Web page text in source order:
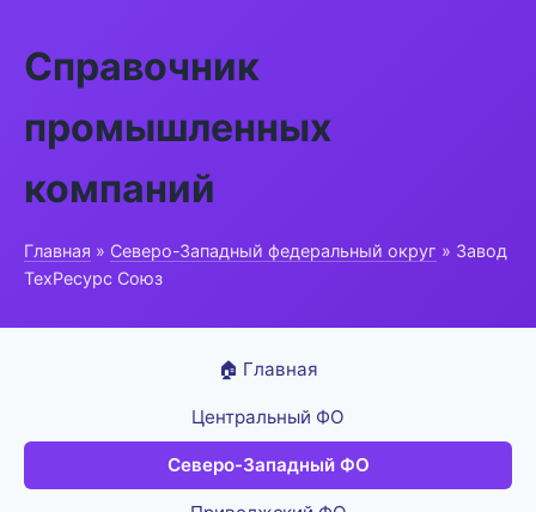
Справочник
промышленных
компаний
Главная » Северо-Западный федеральный округ » Завод
ТехРесурс Союз
🏠 Главная
Центральный ФО
Северо-Западный ФО